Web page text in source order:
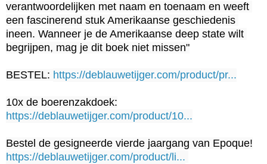
verantwoordelijken met naam en toenaam en weeft
een fascinerend stuk Amerikaanse geschiedenis
ineen. Wanneer je de Amerikaanse deep state wilt
begrijpen, mag je dit boek niet missen"
BESTEL: https://deblauwetijger.com/product/pr...
https://deblauwetijger.com/product/10...
https://deblauwetijger.com/product/li...